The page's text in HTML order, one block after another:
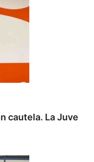
cautela. La Juve